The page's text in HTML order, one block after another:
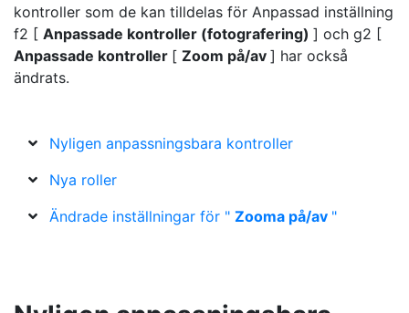
kontroller som de kan tilldelas för Anpassad inställning
f2 [ Anpassade kontroller (fotografering) ] och g2 [
Anpassade kontroller [ Zoom på/av ] har också
ändrats.
Nyligen anpassningsbara kontroller
Nya roller
Ändrade inställningar för " Zooma på/av "